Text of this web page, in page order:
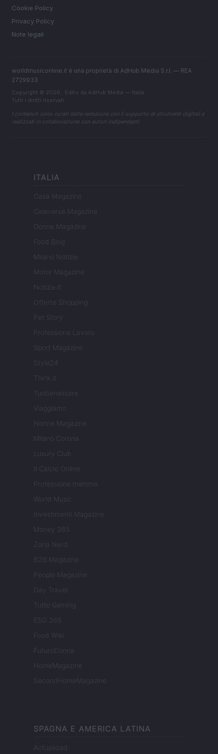
Cookie Policy
Privacy Policy
Note legali
worldmusiconline.it è una proprietà di AdHub Media S.r.l. — REA
2729933
Copyright © 2026 · Edito da AdHub Media — Italia
Tutti i diritti riservati
I contenuti sono curati dalla redazione con il supporto di strumenti digitali e
realizzati in collaborazione con autori indipendenti.
ITALIA
Casa Magazine
Cineverse Magazine
Donne Magazine
Food Blog
Milano Notizie
Motor Magazine
Notizie.it
Offerte Shopping
Pet Story
Professione Lavoro
Sport Magazine
Style24
Think.it
Tuobenessere
Viaggiamo
Nonne Magazine
Milano Cortina
Luxury Club
Il Calcio Online
Professione mamma
World Music
Investimenti Magazine
Money 365
Zona Nerd
B2B Magazine
People Magazine
Day Travel
Tutto Gaming
ESG 365
Food Wiki
FuturoDonna
HomeMagazine
SecondHomeMagazine
SPAGNA E AMERICA LATINA
Actualidad